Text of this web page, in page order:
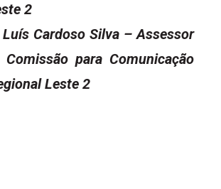
2
Luís Cardoso Silva – Assessor
para Comunicação
Leste 2